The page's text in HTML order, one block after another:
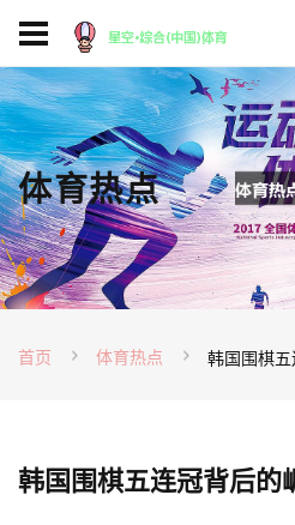
体育热点
首页 体育热点 韩国围棋
韩国围棋五连冠背后的